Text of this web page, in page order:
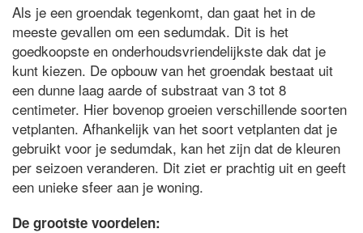
Als je een groendak tegenkomt, dan gaat het in de
meeste gevallen om een sedumdak. Dit is het
goedkoopste en onderhoudsvriendelijkste dak dat je
kunt kiezen. De opbouw van het groendak bestaat uit
een dunne laag aarde of substraat van 3 tot 8
centimeter. Hier bovenop groeien verschillende soorten
vetplanten. Afhankelijk van het soort vetplanten dat je
gebruikt voor je sedumdak, kan het zijn dat de kleuren
per seizoen veranderen. Dit ziet er prachtig uit en geeft
een unieke sfeer aan je woning.
De grootste voordelen: